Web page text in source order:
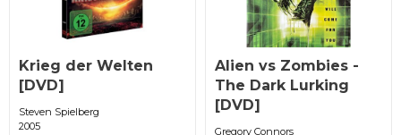
Krieg der Welten
[DVD]
Steven Spielberg
2005
Alien vs Zombies -
The Dark Lurking
[DVD]
Gregory Connors